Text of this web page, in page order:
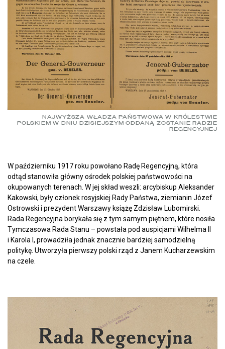
NAJWYŻSZA WŁADZA PAŃSTWOWA W KRÓLESTWIE
POLSKIEM W DNIU DZISIEJSZYM ODDANĄ ZOSTANIE RADZIE
REGENCYJNEJ
W październiku 1917 roku powołano Radę Regencyjną, która
odtąd stanowiła główny ośrodek polskiej państwowości na
okupowanych terenach. W jej skład weszli: arcybiskup Aleksander
Kakowski, były członek rosyjskiej Rady Państwa, ziemianin Józef
Ostrowski i prezydent Warszawy książę Zdzisław Lubomirski.
Rada Regencyjna borykała się z tym samym piętnem, które nosiła
Tymczasowa Rada Stanu – powstała pod auspicjami Wilhelma II
i Karola I, prowadziła jednak znacznie bardziej samodzielną
politykę. Utworzyła pierwszy polski rząd z Janem Kucharzewskim
na czele.